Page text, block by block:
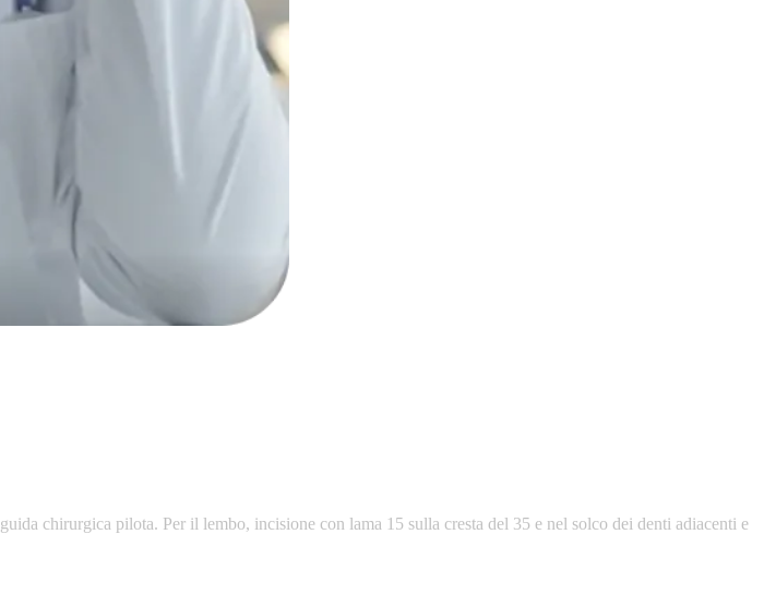
guida chirurgica pilota. Per il lembo, incisione con lama 15 sulla cresta del 35 e nel solco dei denti adiacenti e